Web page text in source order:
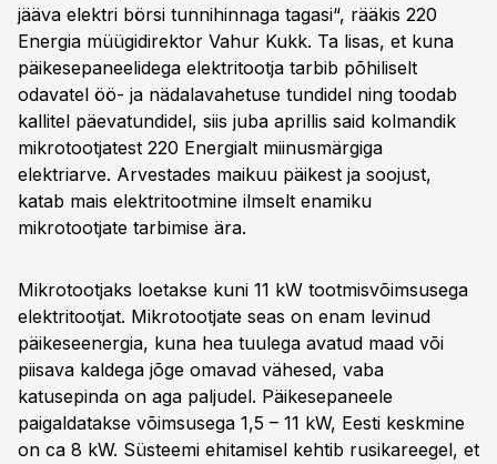
jääva elektri börsi tunnihinnaga tagasi“, rääkis 220
Energia müügidirektor Vahur Kukk. Ta lisas, et kuna
päikesepaneelidega elektritootja tarbib põhiliselt
odavatel öö- ja nädalavahetuse tundidel ning toodab
kallitel päevatundidel, siis juba aprillis said kolmandik
mikrotootjatest 220 Energialt miinusmärgiga
elektriarve. Arvestades maikuu päikest ja soojust,
katab mais elektritootmine ilmselt enamiku
mikrotootjate tarbimise ära.
Mikrotootjaks loetakse kuni 11 kW tootmisvõimsusega
elektritootjat. Mikrotootjate seas on enam levinud
päikeseenergia, kuna hea tuulega avatud maad või
piisava kaldega jõge omavad vähesed, vaba
katusepinda on aga paljudel. Päikesepaneele
paigaldatakse võimsusega 1,5 – 11 kW, Eesti keskmine
on ca 8 kW. Süsteemi ehitamisel kehtib rusikareegel, et